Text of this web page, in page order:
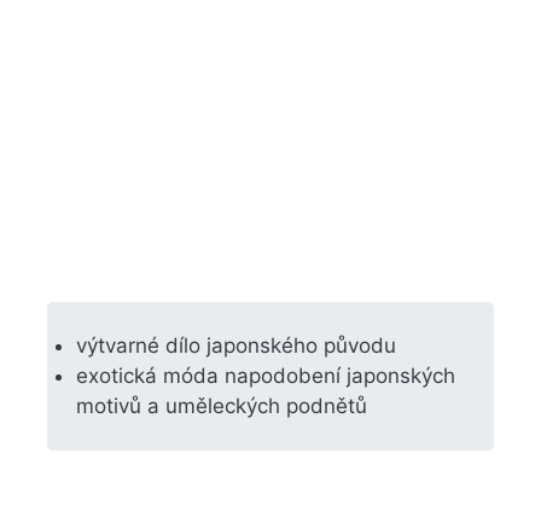
výtvarné dílo japonského původu
exotická móda napodobení japonských
motivů a uměleckých podnětů